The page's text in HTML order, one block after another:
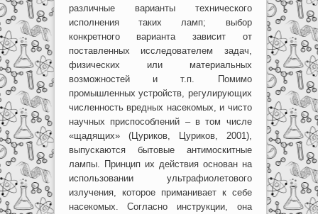
различные варианты технического
исполнения таких ламп; выбор
конкретного варианта зависит от
поставленных исследователем задач,
физических или материальных
возможностей и т.п. Помимо
промышленных устройств, регулирующих
численность вредных насекомых, и чисто
научных приспособлений – в том числе
«щадящих» (Цуриков, Цуриков, 2001),
выпускаются бытовые антимоскитные
лампы. Принцип их действия основан на
использовании ультрафиолетового
излучения, которое приманивает к себе
насекомых. Согласно инструкции, она